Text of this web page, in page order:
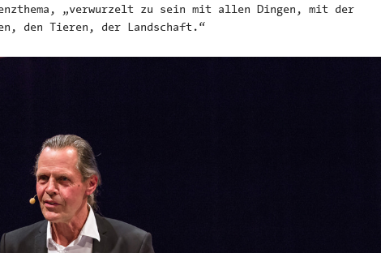
„verwurzelt zu sein mit allen Dingen, mit der
den Tieren, der Landschaft.“